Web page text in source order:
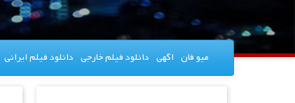
میو فان اگهی دانلود فیلم خارجی دانلود فیلم ایرانی